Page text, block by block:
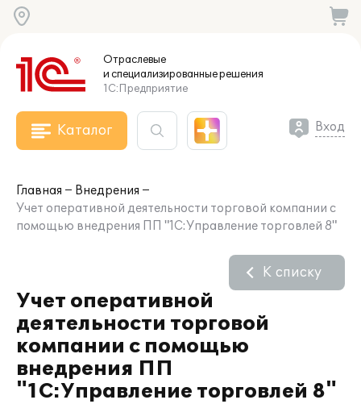
Отраслевые
и специализированныерешения
1С:Предприятие
Каталог Вход
Главная
Внедрения
Учет оперативной деятельности торговой компании с
помощью внедрения ПП "1С:Управление торговлей 8"
Учет оперативной
деятельности торговой
компании с помощью
внедрения ПП
"1С:Управление торговлей 8"
К списку